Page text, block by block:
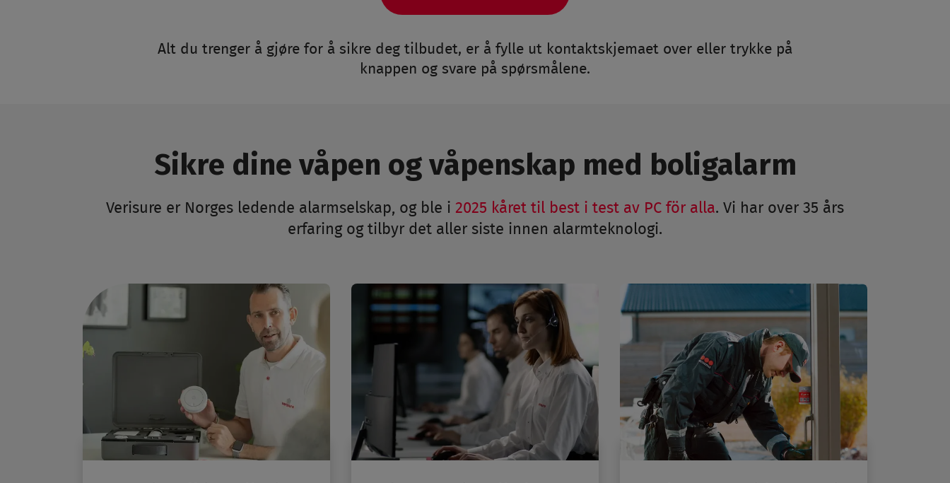
Alt du trenger å gjøre for å sikre deg tilbudet, er å fylle ut kontaktskjemaet over eller trykke på
knappen og svare på spørsmålene.
Sikre dine våpen og våpenskap med boligalarm
Verisure er Norges ledende alarm­selskap, og ble i 2025 kåret til best i test av PC för alla. Vi har over 35 års
erfaring og tilbyr det aller siste innen alarm­teknologi.